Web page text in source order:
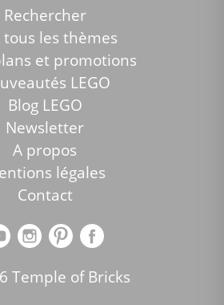
Rechercher
tous les thèmes
et promotions
LEGO
Blog LEGO
Newsletter
A propos
légales
Contact
Temple of Bricks